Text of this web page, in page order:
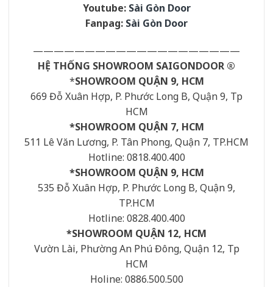
Youtube: Sài Gòn Door
Fanpag: Sài Gòn Door
————————————————————
HỆ THỐNG SHOWROOM SAIGONDOOR ®
*SHOWROOM QUẬN 9, HCM
669 Đỗ Xuân Hợp, P. Phước Long B, Quận 9, Tp
HCM
*SHOWROOM QUẬN 7, HCM
511 Lê Văn Lương, P. Tân Phong, Quận 7, TP.HCM
Hotline: 0818.400.400
*SHOWROOM QUẬN 9, HCM
535 Đỗ Xuân Hợp, P. Phước Long B, Quận 9,
TP.HCM
Hotline: 0828.400.400
*SHOWROOM QUẬN 12, HCM
Vườn Lài, Phường An Phú Đông, Quận 12, Tp
HCM
Holine: 0886.500.500